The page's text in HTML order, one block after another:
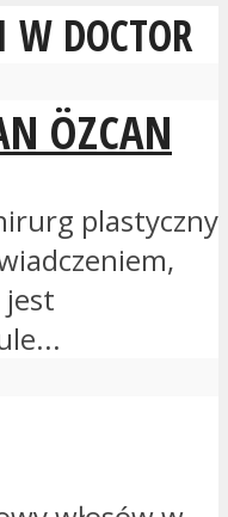
W DOCTOR
ÖZCAN
plastyczny